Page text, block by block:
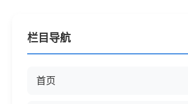
栏目导航
首页